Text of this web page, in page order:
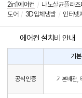
2in1에어컨 / 나노살균플라즈
도어 / 3D입체냉방 / 인터넷
에어컨 설치비 안내
구
컨
설
기
공식인증 기본배관,